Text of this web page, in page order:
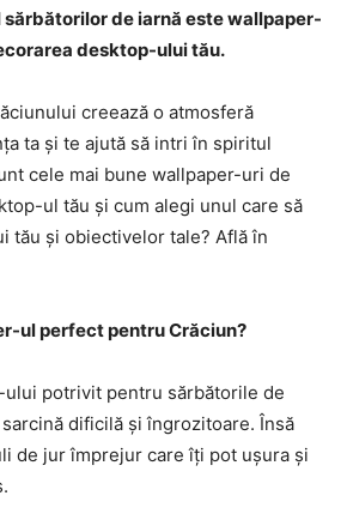
sărbătorilor de iarnă este wallpaper-
desktop-ului tău.
creează o atmosferă
ta și te ajută să intri în spiritul
cele mai bune wallpaper-uri de
ul tău și cum alegi unul care să
tău și obiectivelor tale? Află în
ul perfect pentru Crăciun?
ului potrivit pentru sărbătorile de
dificilă și îngrozitoare. Însă
de jur împrejur care îți pot ușura și